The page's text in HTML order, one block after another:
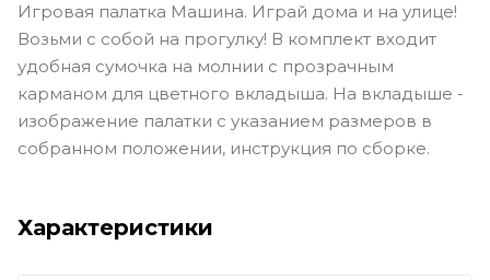
Игровая палатка Машина. Играй дома и на улице!
Возьми с собой на прогулку! В комплект входит
удобная сумочка на молнии c прозрачным
карманом для цветного вкладыша. На вкладыше -
изображение палатки с указанием размеров в
собранном положении, инструкция по сборке.
Характеристики